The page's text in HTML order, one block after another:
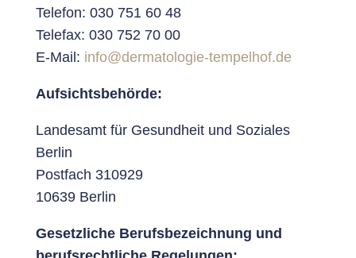
Telefon: 030 751 60 48
Telefax: 030 752 70 00
E-Mail: info@dermatologie-tempelhof.de
Aufsichtsbehörde:
Landesamt für Gesundheit und Soziales
Berlin
Postfach 310929
10639 Berlin
Gesetzliche Berufsbezeichnung und